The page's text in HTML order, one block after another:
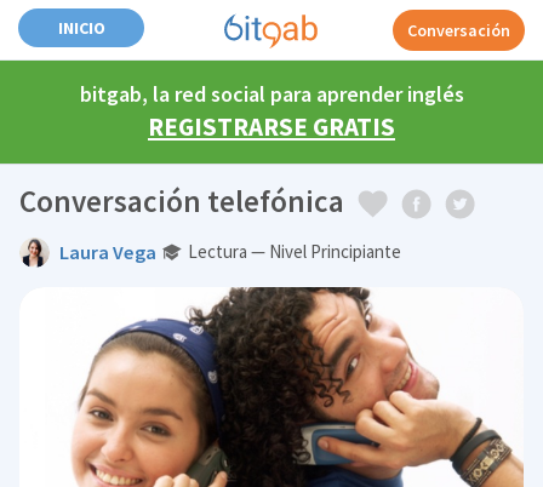
INICIO Conversación
bitgab, la red social para aprender inglés
REGISTRARSE GRATIS
Conversación telefónica
Laura Vega Lectura — Nivel Principiante